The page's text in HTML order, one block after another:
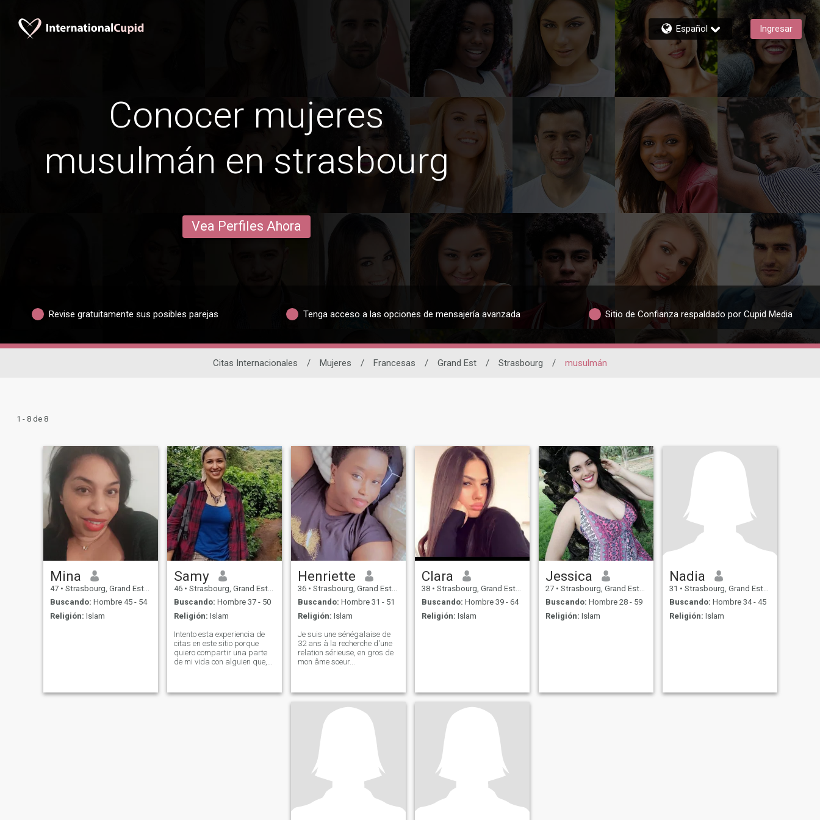
Español Ingresar
Conocer mujeres
musulmán en strasbourg
Vea Perfiles Ahora
Revise gratuitamente sus posibles parejas Tenga acceso a las opciones de mensajería avanzada Sitio de Confianza respaldado por Cupid Media
Citas Internacionales / Mujeres / Francesas / Grand Est / Strasbourg / musulmán
1 - 8 de 8
Mina
47 • Strasbourg, Grand Est, Francia
Buscando: Hombre 45 - 54
Religión: Islam
Samy
46 • Strasbourg, Grand Est, Francia
Buscando: Hombre 37 - 50
Religión: Islam
Intento esta experiencia de
citas en este sitio porque
quiero compartir una parte
de mi vida con alguien que,
cooperación internacional o
Henriette
36 • Strasbourg, Grand Est, Francia
Buscando: Hombre 31 - 51
Religión: Islam
Je suis une sénégalaise de
32 ans à la recherche d'une
relation sérieuse, en gros de
mon âme soeur...
Clara
38 • Strasbourg, Grand Est, Francia
Buscando: Hombre 39 - 64
Religión: Islam
Jessica
27 • Strasbourg, Grand Est, Francia
Buscando: Hombre 28 - 59
Religión: Islam
Nadia
31 • Strasbourg, Grand Est, Francia
Buscando: Hombre 34 - 45
Religión: Islam